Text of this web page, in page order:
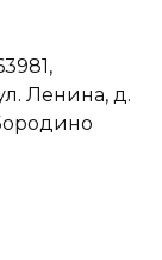
Ленина, д.